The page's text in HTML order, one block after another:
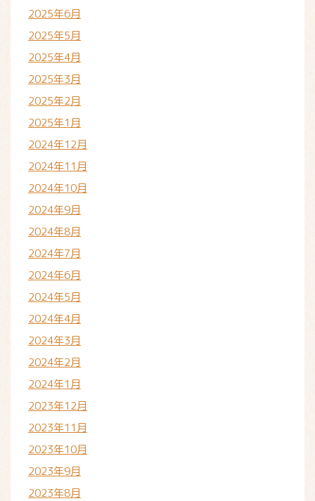
2025年6月
2025年5月
2025年4月
2025年3月
2025年2月
2025年1月
2024年12月
2024年11月
2024年10月
2024年9月
2024年8月
2024年7月
2024年6月
2024年5月
2024年4月
2024年3月
2024年2月
2024年1月
2023年12月
2023年11月
2023年10月
2023年9月
2023年8月